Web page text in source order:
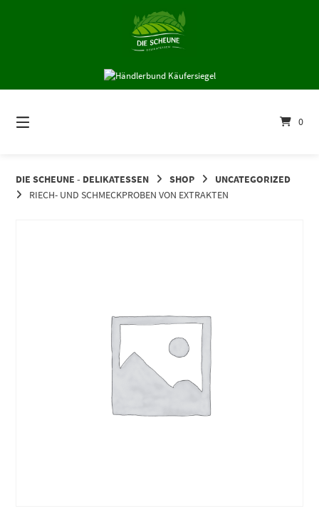
0
DIE SCHEUNE - DELIKATESSEN SHOP
UNCATEGORIZED
RIECH- UND SCHMECKPROBEN VON EXTRAKTEN